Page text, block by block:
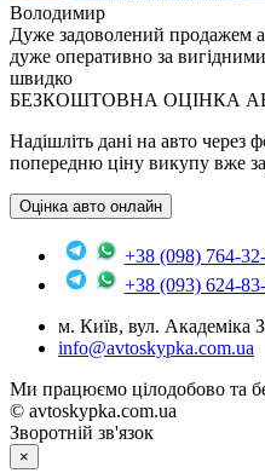
Володимир
Дуже задоволений продажем
дуже оперативно за
швидко
БЕЗКОШТОВНА ОЦІНКА
Надішліть дані на авто через
попередню ціну викупу вже
Оцінка авто онлайн
+38 (098) 764-
+38 (093) 624-
м. Київ, вул. Академіка
info@avtoskypka.com.ua
Ми працюємо цілодобово та
© avtoskypka.com.ua
Зворотній зв'язок
×